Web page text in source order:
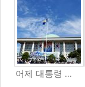
어제 대통령 ...